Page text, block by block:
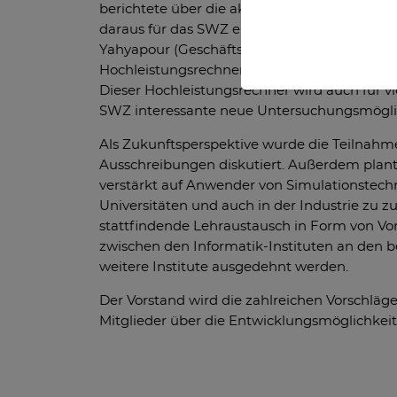
berichtete über die aktuellen
daraus für das SWZ ergebenden
Yahyapour (Geschäftsführer der GWDG)
Hochleistungsrechners HLRN 4 auf dem
Dieser Hochleistungsrechner wird auch für
SWZ interessante neue
Als Zukunftsperspektive wurde die
Ausschreibungen diskutiert. Außerdem
verstärkt auf Anwender von
Universitäten und auch in der Industrie zu
stattfindende Lehraustausch in Form von
zwischen den Informatik-Instituten an den
weitere Institute ausgedehnt werden.
Der Vorstand wird die zahlreichen
Mitglieder über die